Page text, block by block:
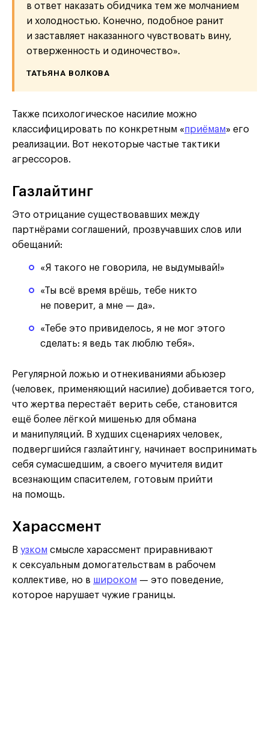
в ответ наказать обидчика тем же молчанием
и холодностью. Конечно, подобное ранит
и заставляет наказанного чувствовать вину,
отверженность и одиночество».
ТАТЬЯНА ВОЛКОВА
Также психологическое насилие можно
классифицировать по конкретным «приёмам» его
реализации. Вот некоторые частые тактики
агрессоров.
Газлайтинг
Это отрицание существовавших между
партнёрами соглашений, прозвучавших слов или
обещаний:
«Я такого не говорила, не выдумывай!»
«Ты всё время врёшь, тебе никто
не поверит, а мне — да».
«Тебе это привиделось, я не мог этого
сделать: я ведь так люблю тебя».
Регулярной ложью и отнекиваниями абьюзер
(человек, применяющий насилие) добивается того,
что жертва перестаёт верить себе, становится
ещё более лёгкой мишенью для обмана
и манипуляций. В худших сценариях человек,
подвергшийся газлайтингу, начинает воспринимать
себя сумасшедшим, а своего мучителя видит
всезнающим спасителем, готовым прийти
на помощь.
Харассмент
В узком смысле харассмент приравнивают
к сексуальным домогательствам в рабочем
коллективе, но в широком — это поведение,
которое нарушает чужие границы.